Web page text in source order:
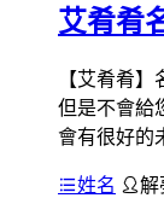
艾肴肴
【艾肴肴
但是不會給
會有很好的
姓名 解